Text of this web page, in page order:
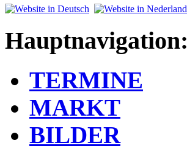
Hauptnavigation:
TERMINE
MARKT
BILDER